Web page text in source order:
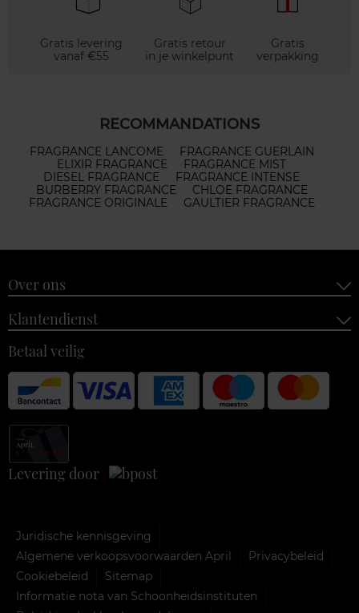
Gratis levering
vanaf €55
Gratis retour
in je winkelpunt
Gratis
verpakking
RECOMMANDATIONS
FRAGRANCE LANCOME
FRAGRANCE GUERLAIN
ELIXIR FRAGRANCE
FRAGRANCE MIST
DIESEL FRAGRANCE
FRAGRANCE INTENSE
BURBERRY FRAGRANCE
CHLOE FRAGRANCE
FRAGRANCE ORIGINALE
GAULTIER FRAGRANCE
Over ons
Klantendienst
Betaal veilig
Levering door
Juridische kennisgeving
Algemene verkoopsvoorwaarden April
Privacybeleid
Cookiebeleid
Sitemap
Informatie nota van Schoonheidsinstituten